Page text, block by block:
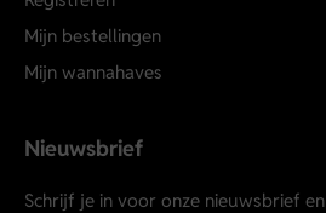
Mijn bestellingen
Mijn wannahaves
Nieuwsbrief
Schrijf je in voor onze nieuwsbrief en